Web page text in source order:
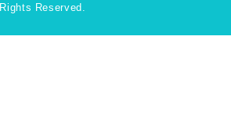
Reserved.